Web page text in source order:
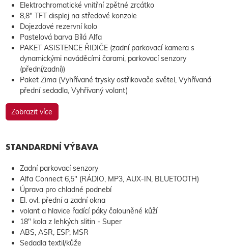
Elektrochromatické vnitřní zpětné zrcátko
8,8" TFT displej na středové konzole
Dojezdové rezervní kolo
Pastelová barva Bílá Alfa
PAKET ASISTENCE ŘIDIČE (zadní parkovací kamera s
dynamickými naváděcími čarami, parkovací senzory
(přední/zadní))
Paket Zima (Vyhřívané trysky ostřikovače světel, Vyhřívaná
přední sedadla, Vyhřívaný volant)
Zobrazit více
STANDARDNÍ VÝBAVA
Zadní parkovací senzory
Alfa Connect 6,5" (RÁDIO, MP3, AUX-IN, BLUETOOTH)
Úprava pro chladné podnebí
El. ovl. přední a zadní okna
volant a hlavice řadící páky čalouněné kůží
18" kola z lehkých slitin - Super
ABS, ASR, ESP, MSR
Sedadla textil/kůže